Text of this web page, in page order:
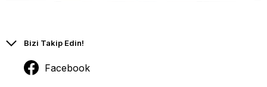
Bizi Takip Edin!
Facebook